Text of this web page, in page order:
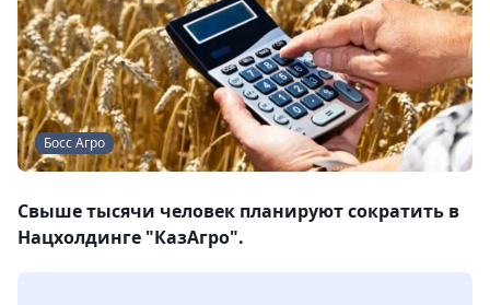
Босс Агро
Свыше тысячи человек планируют сократить в
Нацхолдинге "КазАгро".